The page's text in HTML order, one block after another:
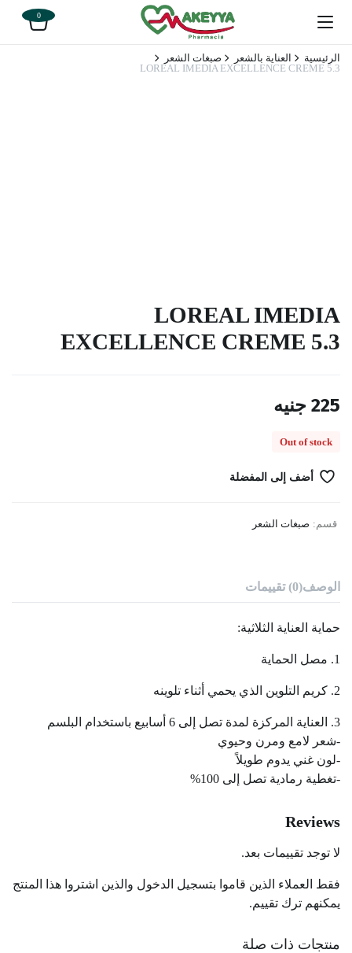
0
الرئيسية العناية بالشعر
صبغات الشعر
LOREAL IMEDIA EXCELLENCE CREME 5.3
LOREAL IMEDIA
EXCELLENCE CREME 5.3
225 جنيه
Out of stock
أضف إلى المفضلة
قسم: صبغات الشعر
الوصف(0) تقييمات
حماية العناية الثلاثية:
1. مصل الحماية
2. كريم التلوين الذي يحمي أثناء تلوينه
3. العناية المركزة لمدة تصل إلى 6 أسابيع باستخدام البلسم
-شعر لامع ومرن وحيوي
-لون غني يدوم طويلاً
-تغطية رمادية تصل إلى 100%
Reviews
لا توجد تقييمات بعد.
فقط العملاء الذين قاموا بتسجيل الدخول والذين اشتروا هذا المنتج
يمكنهم ترك تقييم.
منتجات ذات صلة